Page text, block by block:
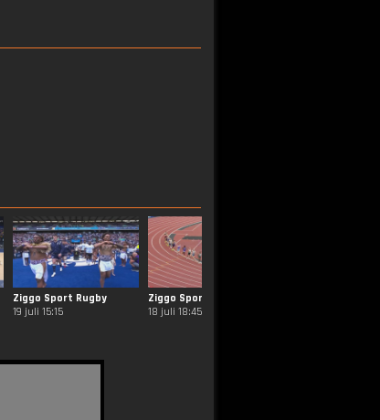
Ziggo Sport Rugby
19 juli 15:15
Ziggo Sport Atletiek
18 juli 18:45